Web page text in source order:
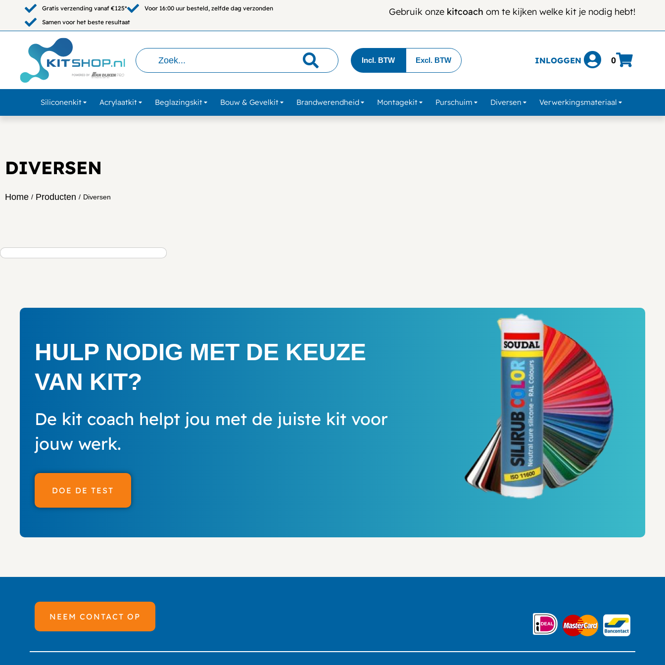
Gratis verzending vanaf €125*
Voor 16:00 uur besteld, zelfde dag verzonden
Samen voor het beste resultaat
Gebruik onze kitcoach om te kijken welke kit je nodig hebt!
Incl. BTW Excl. BTW INLOGGEN 0
Siliconenkit Acrylaatkit Beglazingskit Bouw & Gevelkit Brandwerendheid Montagekit Purschuim Diversen Verwerkingsmateriaal
DIVERSEN
Home / Producten / Diversen
HULP NODIG MET DE KEUZE
VAN KIT?
De kit coach helpt jou met de juiste kit voor
jouw werk.
DOE DE TEST
NEEM CONTACT OP